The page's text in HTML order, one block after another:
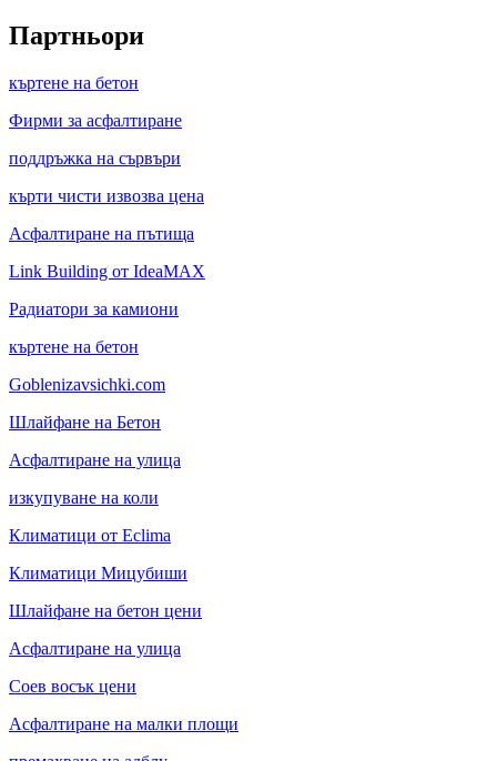
Партньори
къртене на бетон
Фирми за асфалтиране
поддръжка на сървъри
кърти чисти извозва цена
Асфалтиране на пътища
Link Building от IdeaMAX
Радиатори за камиони
къртене на бетон
Goblenizavsichki.com
Шлайфане на Бетон
Асфалтиране на улица
изкупуване на коли
Климатици от Eclima
Климатици Мицубиши
Шлайфане на бетон цени
Асфалтиране на улица
Соев восък цени
Асфалтиране на малки площи